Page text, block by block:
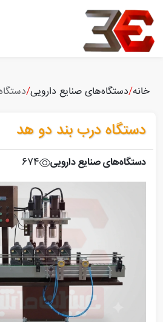
خانه/دستگاه‌های صنایع دارویی/
دستگاه درب بند دو هد
دستگاه‌های صنایع دارویی 674